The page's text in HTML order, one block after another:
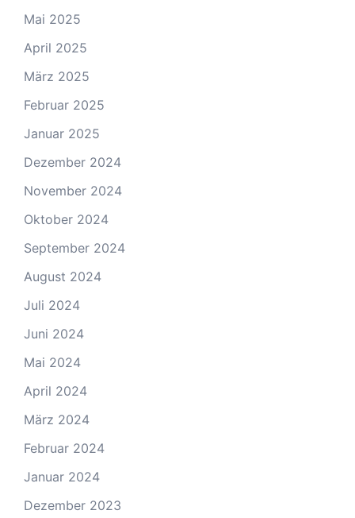
Mai 2025
April 2025
März 2025
Februar 2025
Januar 2025
Dezember 2024
November 2024
Oktober 2024
September 2024
August 2024
Juli 2024
Juni 2024
Mai 2024
April 2024
März 2024
Februar 2024
Januar 2024
Dezember 2023